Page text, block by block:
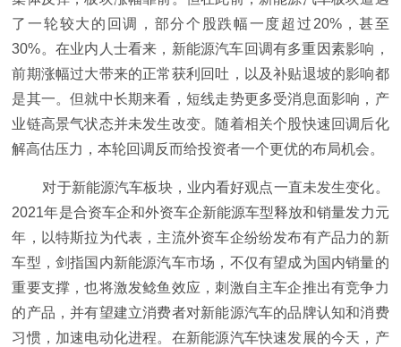
了一轮较大的回调，部分个股跌幅一度超过20%，甚至
30%。在业内人士看来，新能源汽车回调有多重因素影响，
前期涨幅过大带来的正常获利回吐，以及补贴退坡的影响都
是其一。但就中长期来看，短线走势更多受消息面影响，产
业链高景气状态并未发生改变。随着相关个股快速回调后化
解高估压力，本轮回调反而给投资者一个更优的布局机会。
对于新能源汽车板块，业内看好观点一直未发生变化。
2021年是合资车企和外资车企新能源车型释放和销量发力元
年，以特斯拉为代表，主流外资车企纷纷发布有产品力的新
车型，剑指国内新能源汽车市场，不仅有望成为国内销量的
重要支撑，也将激发鲶鱼效应，刺激自主车企推出有竞争力
的产品，并有望建立消费者对新能源汽车的品牌认知和消费
习惯，加速电动化进程。在新能源汽车快速发展的今天，产